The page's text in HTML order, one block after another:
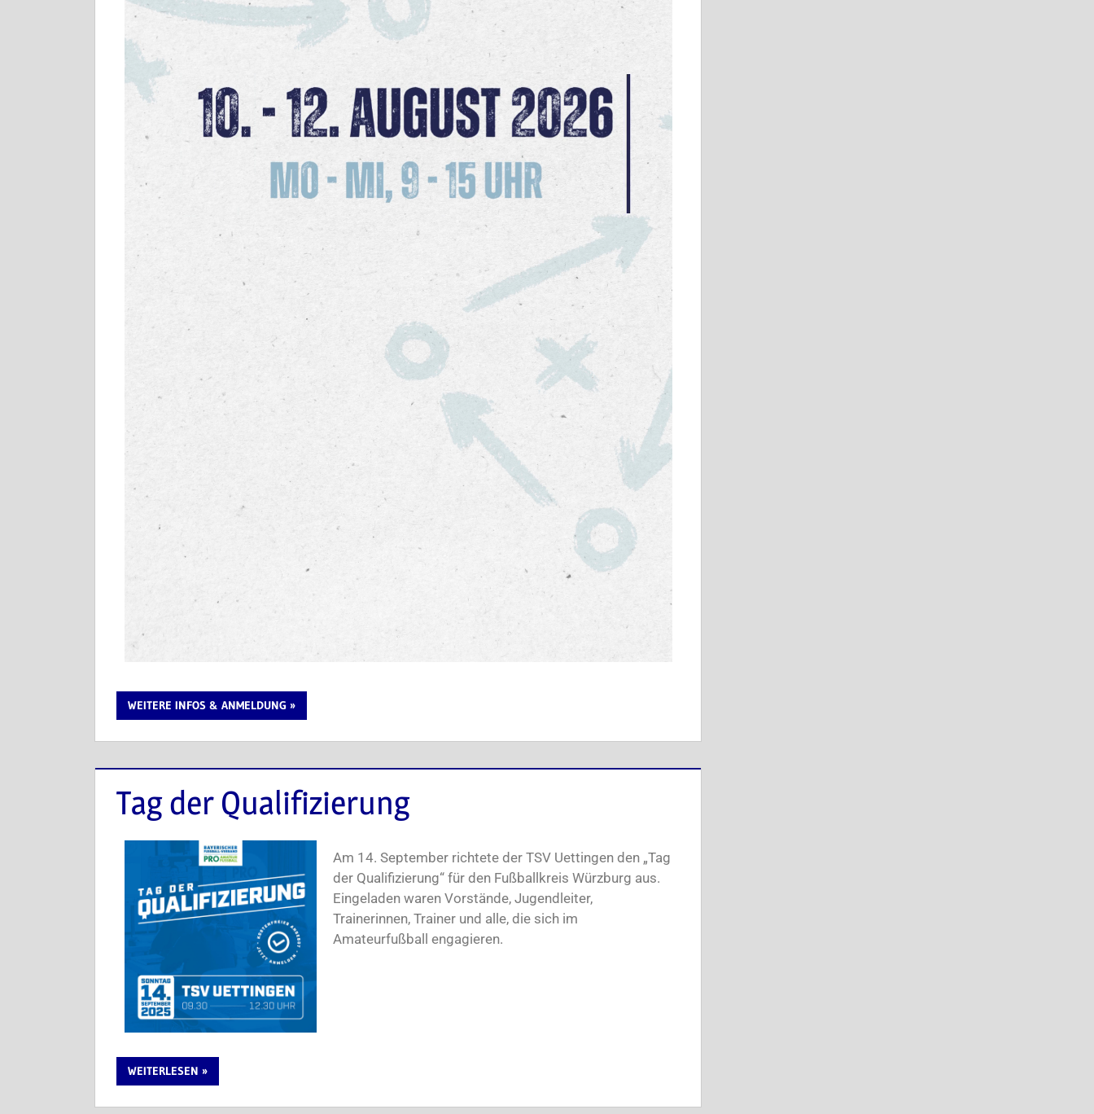
WEITERE INFOS & ANMELDUNG
Tag der Qualifizierung
Am 14. September richtete der TSV Uettingen den „Tag
der Qualifizierung“ für den Fußballkreis Würzburg aus.
Eingeladen waren Vorstände, Jugendleiter,
Trainerinnen, Trainer und alle, die sich im
Amateurfußball engagieren.
WEITERLESEN